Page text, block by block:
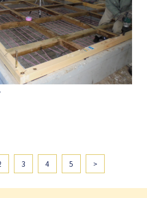
3 4 5 >